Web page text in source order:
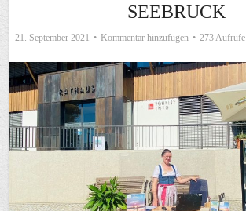
EEBRUCK
21. September 2021 Kommentar hinzufügen 273 Aufrufe